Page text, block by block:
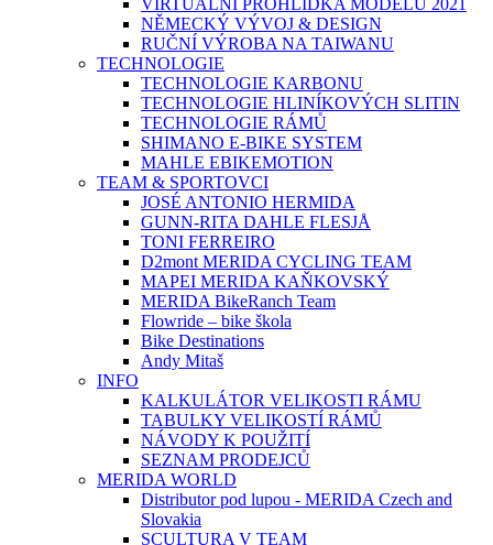
VIRTUÁLNÍ PROHLÍDKA MODELŮ 2021
NĚMECKÝ VÝVOJ & DESIGN
RUČNÍ VÝROBA NA TAIWANU
TECHNOLOGIE
TECHNOLOGIE KARBONU
TECHNOLOGIE HLINÍKOVÝCH SLITIN
TECHNOLOGIE RÁMŮ
SHIMANO E-BIKE SYSTEM
MAHLE EBIKEMOTION
TEAM & SPORTOVCI
JOSÉ ANTONIO HERMIDA
GUNN-RITA DAHLE FLESJÅ
TONI FERREIRO
D2mont MERIDA CYCLING TEAM
MAPEI MERIDA KAŇKOVSKÝ
MERIDA BikeRanch Team
Flowride – bike škola
Bike Destinations
Andy Mitaš
INFO
KALKULÁTOR VELIKOSTI RÁMU
TABULKY VELIKOSTÍ RÁMŮ
NÁVODY K POUŽITÍ
SEZNAM PRODEJCŮ
MERIDA WORLD
Distributor pod lupou - MERIDA Czech and
Slovakia
SCULTURA V TEAM